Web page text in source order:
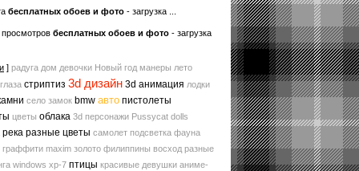
беcплатных обоев и фото - загрузка ...
просмотров бесплатных обоев и фото - загрузка
] радуга дом девочки Новый год манеры лето
глаза стриптиз 3d дизайн 3d анимация лодки
село замок bmw авто пистолеты
цветы облака 3d персонажи Pussycat dolls
река разные цветы самолет подсветка фауна
граффити maxim золото филиппины восход разные
windows xp-7 птицы красивые девушки аниме-